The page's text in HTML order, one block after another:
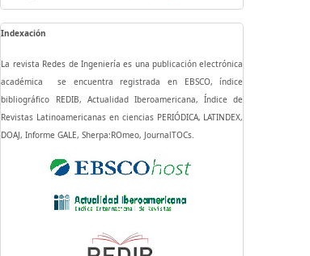
Indexación
La revista Redes de Ingeniería es una publicación electrónica
académica se encuentra registrada en EBSCO, índice
bibliográfico REDIB, Actualidad Iberoamericana, Índice de
Revistas Latinoamericanas en ciencias PERIÓDICA, LATINDEX,
DOAJ, Informe GALE, Sherpa:ROmeo, JournalTOCs.